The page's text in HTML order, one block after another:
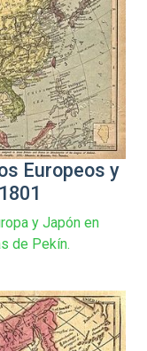
Europeos y
y Japón en
de Pekín.